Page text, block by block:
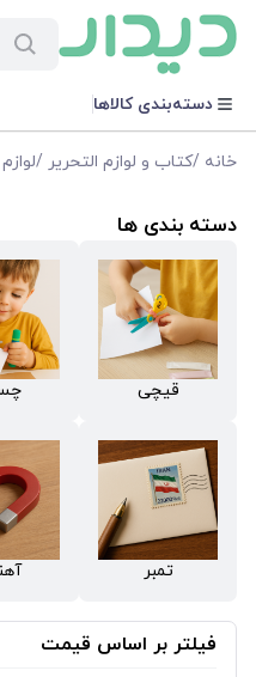
دسته‌بندی کالاها
خانه /کتاب و لوازم التحریر /
دسته بندی ها
قیچی
تمبر
فیلتر بر اساس قیمت